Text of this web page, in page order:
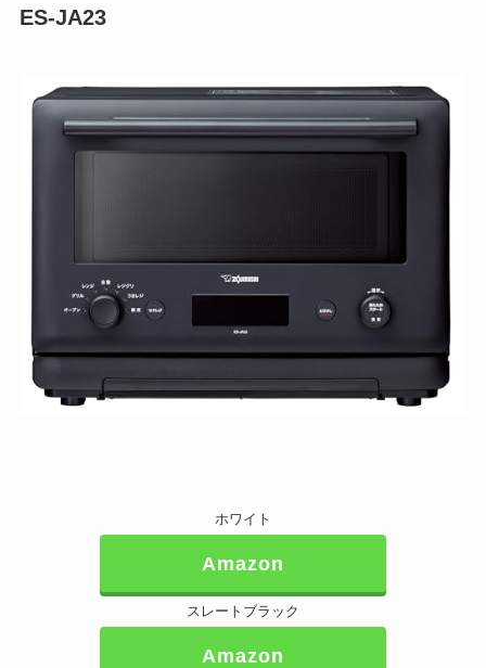
ES-JA23
ホワイト
Amazon
スレートブラック
Amazon